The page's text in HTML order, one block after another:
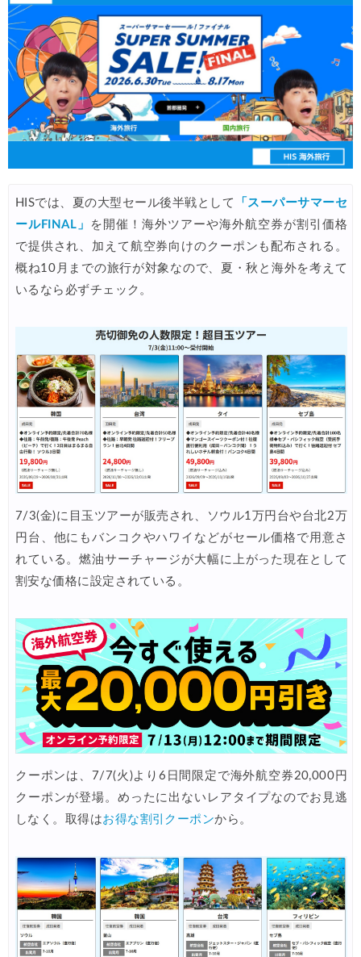
08/03 Trip.com) 韓国旅 最大50%OFFセール
08/01 Trip.com) 海外ホテル2%OFFクーポン TRIP1
08/01 エアトリ) 海外航空券(60日前) 1,000円OFFクーポン
08/01 Trip.com) 海外航空券1%OFFクーポン TRIP2
07/27 Trip.com) タイ旅行 最大50%OFFセール
Trip.com) ホテル 1,500円OFFクーポン
07/30 楽天トラベル) 海外ツアー 最大10,000円OFFクーポン
Trip.com) 航空券 1,500円OFFクーポン
07/27 Trip.com) NY/ロンドン/タイ ホテル 10%OFFクーポン
07/27 Trip.com) タイ航空券 10%OFFクーポン
Trip.com) 海外航空券(アジア) 6,900円~
07/24 HIS) 海外航空券 3,000円OFFクーポン
HIS) アイスランドツアー 最大30,000円OFFクーポン
07/23 Trip.com) 海外航空券 最大2,500円OFFクーポン
07/23 Trip.com) 航空券＋ホテル 最大5,000円OFFクーポン
07/22 JTB) 海外ツアー(10代) 最大28,000円OFFクーポン
07/21 エアトリ) 航空券+ホテル 最大30,000円OFFクーポン
エアトリ) 海外航空券 最大10,000円OFFクーポン
07/20 Trip.com) ベトナム旅 最大50%OFFセール
07/20 楽天トラベル) 海外ツアー 最大30,000円OFFクーポン
07/17 HIS) 海外旅行タイムセール(関西発)
07/16 Trip.com) ホテル 1,500円OFFクーポン
07/16 Trip.com) 航空券 1,500円OFFクーポン
07/15 楽天トラベル) 海外ツアー 最大30,000円OFFクーポン
07/14 HIS) 海外航空券 2,000円OFFクーポン
Trip.com) アメリカ西海岸 最大50%OFFセール
07/10 JTB) 夏旅タイムセール
07/10 楽天トラベル) 海外ツアー 最大30,000円OFFクーポン
07/08 HIS) 海外航空券タイムセール
07/07 HIS) 海外航空券 最大20,000円OFFクーポン
HISでは、夏の大型セール後半戦として
「スーパーサマーセ
ールFINAL」
を開催！海外ツアーや海外航空券が割引価格
で提供され、加えて航空券向けのクーポンも配布される。
概ね10月までの旅行が対象なので、夏・秋と海外を考えて
いるなら必ずチェック。
7/3(金)に目玉ツアーが販売され、ソウル1万円台や台北2万
円台、他にもバンコクやハワイなどがセール価格で用意さ
れている。燃油サーチャージが大幅に上がった現在として
割安な価格に設定されている。
クーポンは、7/7(火)より6日間限定で海外航空券20,000円
クーポンが登場。めったに出ないレアタイプなのでお見逃
しなく。取得はお得な割引クーポンから。